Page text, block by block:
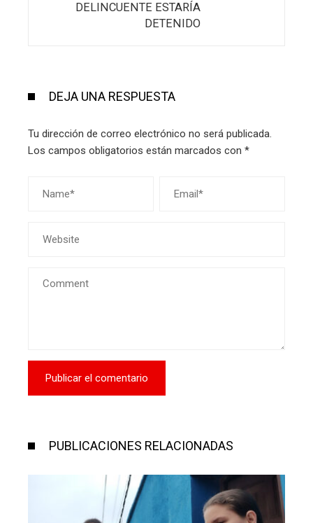
DELINCUENTE ESTARÍA
DETENIDO
DEJA UNA RESPUESTA
Tu dirección de correo electrónico no será publicada.
Los campos obligatorios están marcados con *
PUBLICACIONES RELACIONADAS